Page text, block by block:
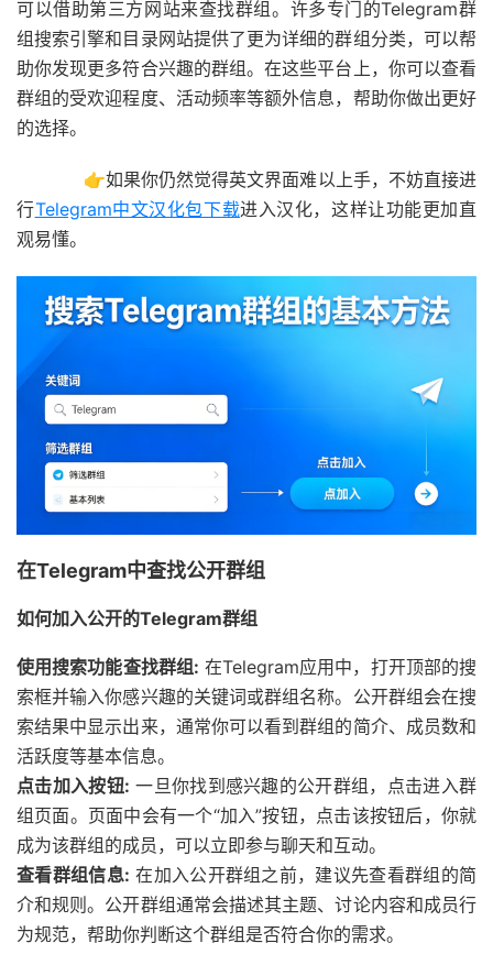
可以借助第三方网站来查找群组。许多专门的Telegram群
组搜索引擎和目录网站提供了更为详细的群组分类，可以帮
助你发现更多符合兴趣的群组。在这些平台上，你可以查看
群组的受欢迎程度、活动频率等额外信息，帮助你做出更好
的选择。
👉如果你仍然觉得英文界面难以上手，不妨直接进
行Telegram中文汉化包下载进入汉化，这样让功能更加直
观易懂。
在Telegram中查找公开群组
如何加入公开的Telegram群组
使用搜索功能查找群组: 在Telegram应用中，打开顶部的搜
索框并输入你感兴趣的关键词或群组名称。公开群组会在搜
索结果中显示出来，通常你可以看到群组的简介、成员数和
活跃度等基本信息。
点击加入按钮: 一旦你找到感兴趣的公开群组，点击进入群
组页面。页面中会有一个“加入”按钮，点击该按钮后，你就
成为该群组的成员，可以立即参与聊天和互动。
查看群组信息: 在加入公开群组之前，建议先查看群组的简
介和规则。公开群组通常会描述其主题、讨论内容和成员行
为规范，帮助你判断这个群组是否符合你的需求。